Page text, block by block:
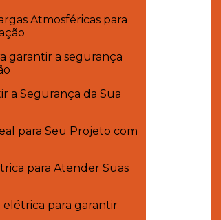
Atmosféricas para
garantir a segurança
a Segurança da Sua
para Seu Projeto com
para Atender Suas
para garantir